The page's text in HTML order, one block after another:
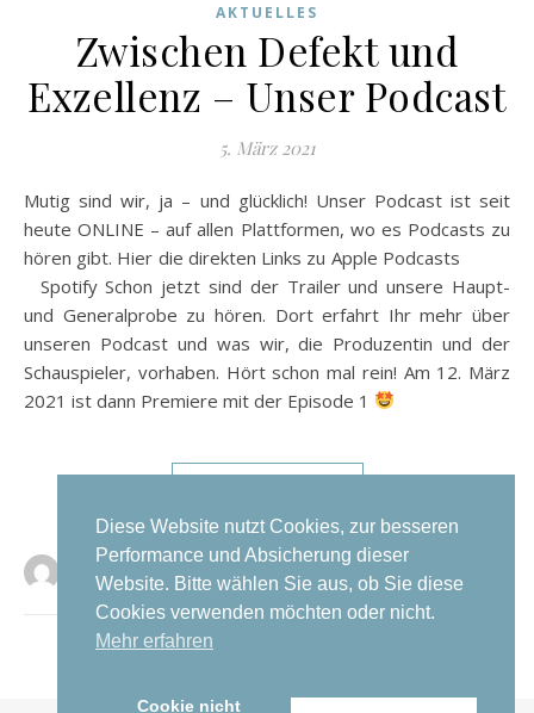
AKTUELLES
Zwischen Defekt und
Exzellenz – Unser Podcast
5. März 2021
Mutig sind wir, ja – und glücklich! Unser Podcast ist seit
heute ONLINE – auf allen Plattformen, wo es Podcasts zu
hören gibt. Hier die direkten Links zu Apple Podcasts
Spotify Schon jetzt sind der Trailer und unsere Haupt-
und Generalprobe zu hören. Dort erfahrt Ihr mehr über
unseren Podcast und was wir, die Produzentin und der
Schauspieler, vorhaben. Hört schon mal rein! Am 12. März
2021 ist dann Premiere mit der Episode 1
Kristina Spitzley 0 Kommentare
Diese Website nutzt Cookies, zur besseren
Performance und Absicherung dieser
Website. Bitte wählen Sie aus, ob Sie diese
Cookies verwenden möchten oder nicht.
Mehr erfahren
Cookie nicht